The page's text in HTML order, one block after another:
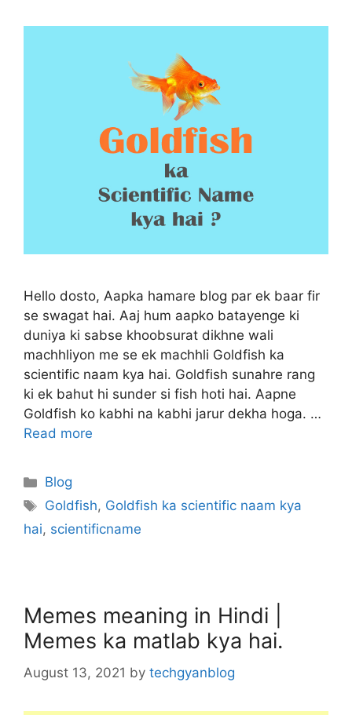
Hello dosto, Aapka hamare blog par ek baar fir
se swagat hai. Aaj hum aapko batayenge ki
duniya ki sabse khoobsurat dikhne wali
machhliyon me se ek machhli Goldfish ka
scientific naam kya hai. Goldfish sunahre rang
ki ek bahut hi sunder si fish hoti hai. Aapne
Goldfish ko kabhi na kabhi jarur dekha hoga. …
Read more
Categories
Blog
Tags
Goldfish, Goldfish ka scientific naam kya
hai, scientificname
Memes meaning in Hindi |
Memes ka matlab kya hai.
August 13, 2021 by techgyanblog